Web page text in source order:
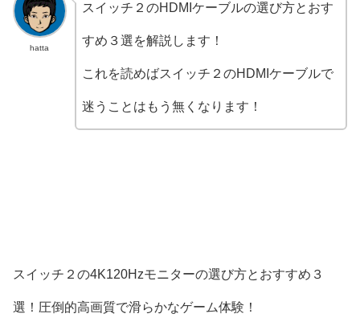
hatta
スイッチ２のHDMIケーブルの選び方とおす
すめ３選を解説します！
これを読めばスイッチ２のHDMIケーブルで
迷うことはもう無くなります！
スイッチ２の4K120Hzモニターの選び方とおすすめ３
選！圧倒的高画質で滑らかなゲーム体験！